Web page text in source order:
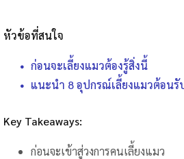
หัวข้อที่สนใจ
ก่อนจะเลี้ยงแมวต้องรู้สิ่งนี้
แนะนำ 8 อุปกรณ์เลี้ยงแมวต้อน
Key Takeaways:
ก่อนจะเข้าสู่วงการคนเลี้ยงแม